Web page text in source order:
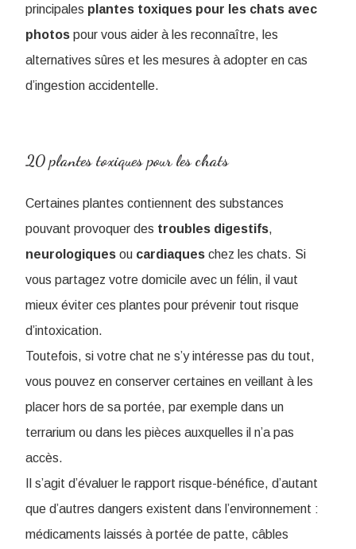
principales plantes toxiques pour les chats avec
photos pour vous aider à les reconnaître, les
alternatives sûres et les mesures à adopter en cas
d’ingestion accidentelle.
20 plantes toxiques pour les chats
Certaines plantes contiennent des substances
pouvant provoquer des troubles digestifs,
neurologiques ou cardiaques chez les chats. Si
vous partagez votre domicile avec un félin, il vaut
mieux éviter ces plantes pour prévenir tout risque
d’intoxication.
Toutefois, si votre chat ne s’y intéresse pas du tout,
vous pouvez en conserver certaines en veillant à les
placer hors de sa portée, par exemple dans un
terrarium ou dans les pièces auxquelles il n’a pas
accès.
Il s’agit d’évaluer le rapport risque-bénéfice, d’autant
que d’autres dangers existent dans l’environnement :
médicaments laissés à portée de patte, câbles